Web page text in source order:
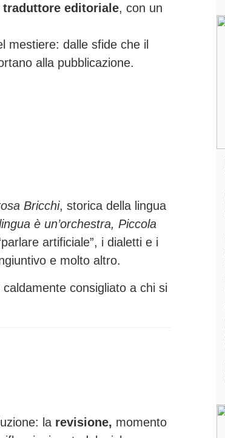
traduttore editoriale, con un
mestiere: dalle sfide che il
alla pubblicazione.
Bricchi, storica della lingua
è un’orchestra, Piccola
artificiale”, i dialetti e i
e molto altro.
consigliato a chi si
la revisione, momento